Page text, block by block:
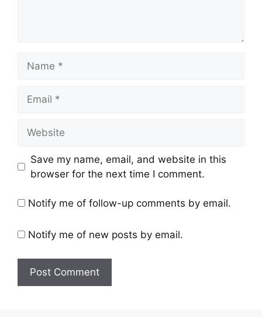
Save my name, email, and website in this
browser for the next time I comment.
Notify me of follow-up comments by email.
Notify me of new posts by email.